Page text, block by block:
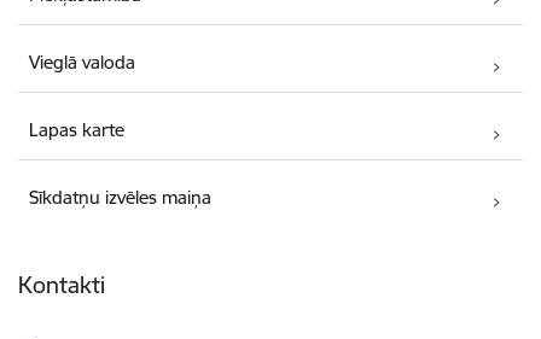
Vieglā valoda
Lapas karte
Sīkdatņu izvēles maiņa
Kontakti